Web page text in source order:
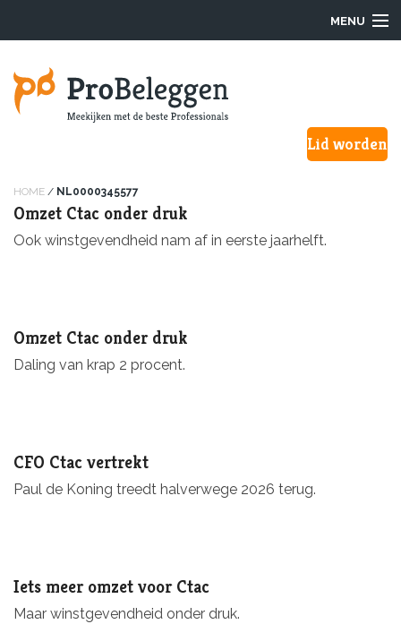
MENU
Hoe werkt het?
Onze Pro’s
F.A.Q.
Lid worden
HOME / NL0000345577
Omzet Ctac onder druk
Ook winstgevendheid nam af in eerste jaarhelft.
Omzet Ctac onder druk
Daling van krap 2 procent.
CFO Ctac vertrekt
Paul de Koning treedt halverwege 2026 terug.
Iets meer omzet voor Ctac
Maar winstgevendheid onder druk.